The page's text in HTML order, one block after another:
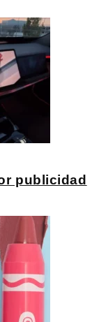
publicidad